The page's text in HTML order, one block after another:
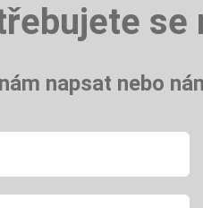
se
napsat nebo